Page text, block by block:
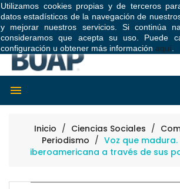
Utilizamos cookies propias y de terceros
datos estadísticos de la navegación de
y mejorar nuestros servicios. Si continúa
consideramos que acepta su uso. Puede
configuración u obtener más información aquí

Inicio Ciencias Sociales
Periodismo
Voz que
iberoamericana a través de sus